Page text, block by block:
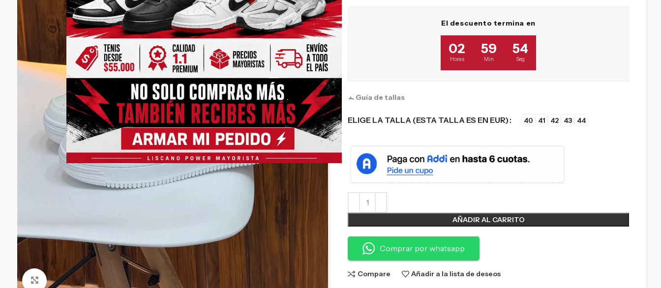
Click to enlarge
El descuento termina en
02
Horas
59
Min
53
Seg
Guía de tallas
ELIGE LA TALLA (ESTA TALLA ES EN EUR) 40 41 42 43 44
AÑADIR AL CARRITO
Comprar por whatsapp
Compare Añadir a la lista de deseos